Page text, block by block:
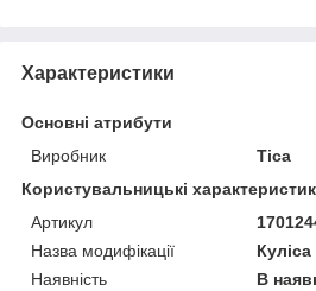
Характеристики
Основні атрибути
Виробник
Tica
Користувальницькі
Артикул
Назва модифікації
Наявність
В